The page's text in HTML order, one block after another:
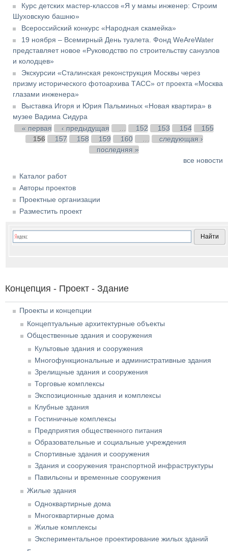
Курс детских мастер-классов «Я у мамы инженер: Строим
Шуховскую башню»
Всероссийский конкурс «Народная скамейка»
19 ноября – Всемирный День туалета. Фонд WeAreWater
представляет новое «Руководство по строительству санузлов
и колодцев»
Экскурсии «Сталинская реконструкция Москвы через
призму исторического фотоархива ТАСС» от проекта «Москва
глазами инженера»
Выставка Игоря и Юрия Пальминых «Новая квартира» в
музее Вадима Сидура
Страницы
« первая ‹ предыдущая 152 153 154
155
156
157 158 159 160
следующая ›
последняя »
все новости
Каталог работ
Авторы проектов
Проектные организации
Разместить проект
Концепция - Проект - Здание
Проекты и концепции
Концептуальные архитектурные объекты
Общественные здания и сооружения
Культовые здания и сооружения
Многофункциональные и административные здания
Зрелищные здания и сооружения
Торговые комплексы
Экспозиционные здания и комплексы
Клубные здания
Гостиничные комплексы
Предприятия общественного питания
Образовательные и социальные учреждения
Спортивные здания и сооружения
Здания и сооружения транспортной инфраструктуры
Павильоны и временные сооружения
Жилые здания
Одноквартирные дома
Многоквартирные дома
Жилые комплексы
Экспериментальное проектирование жилых зданий